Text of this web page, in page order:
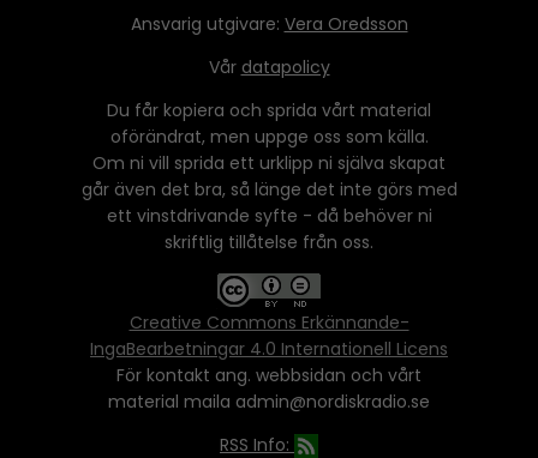
Ansvarig utgivare: Vera Oredsson
Vår datapolicy
Du får kopiera och sprida vårt material
oförändrat, men uppge oss som källa.
Om ni vill sprida ett urklipp ni själva skapat
går även det bra, så länge det inte görs med
ett vinstdrivande syfte - då behöver ni
skriftlig tillåtelse från oss.
Creative Commons Erkännande-
IngaBearbetningar 4.0 Internationell Licens
För kontakt ang. webbsidan och vårt
material maila admin@nordiskradio.se
RSS Info: